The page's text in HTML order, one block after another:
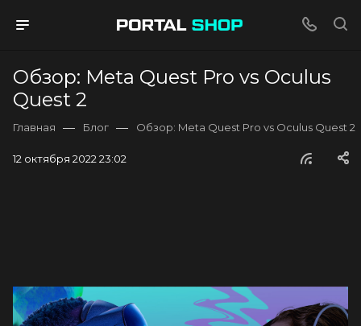
Обзор: Meta Quest Pro vs Oculus
Quest 2
Главная — Блог — Обзор: Meta Quest Pro vs Oculus Quest 2
12 октября 2022 23:02